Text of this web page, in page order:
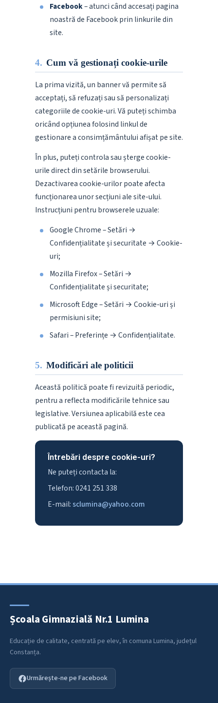
Facebook– atunci când accesați pagina
noastră de Facebook prin linkurile din
site.
4. Cum vă gestionați cookie-urile
La prima vizită, un banner vă permite să
acceptați, să refuzați sau să personalizați
categoriile de cookie-uri. Vă puteți schimba
oricând opțiunea folosind linkul de
gestionare a consimțământului afișat pe site.
În plus, puteți controla sau șterge cookie-
urile direct din setările browserului.
Dezactivarea cookie-urilor poate afecta
funcționarea unor secțiuni ale site-ului.
Instrucțiuni pentru browserele uzuale:
Google Chrome – Setări →
Confidențialitate și securitate → Cookie-
uri;
Mozilla Firefox – Setări →
Confidențialitate și securitate;
Microsoft Edge – Setări → Cookie-uri și
permisiuni site;
Safari – Preferințe → Confidențialitate.
5. Modificări ale politicii
Această politică poate fi revizuită periodic,
pentru a reflecta modificările tehnice sau
legislative. Versiunea aplicabilă este cea
publicată pe această pagină.
Întrebări despre cookie-uri?
Ne puteți contacta la:
Telefon: 0241 251 338
E-mail:sclumina@yahoo.com
Școala Gimnazială Nr.1 Lumina
Educație de calitate, centrată pe elev, în comuna Lumina, județul
Constanța.
Urmărește-ne pe Facebook